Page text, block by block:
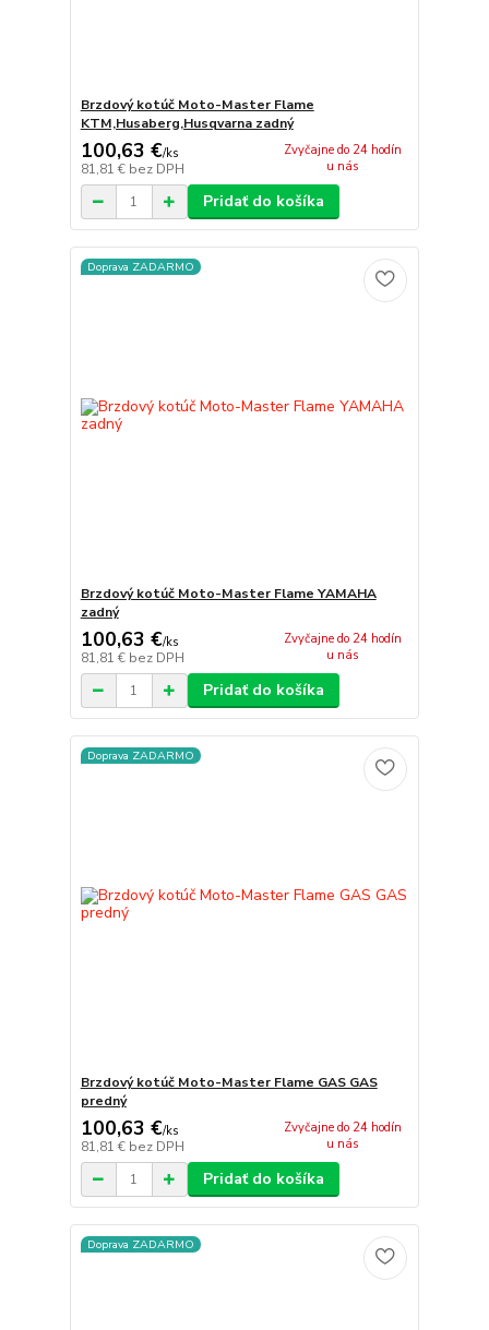
Brzdový kotúč Moto-Master Flame
KTM,Husaberg,Husqvarna zadný
100,63 €/ks
81,81 € bez DPH
Zvyčajne do 24 hodín
u nás
Pridať do košíka
Doprava ZADARMO
Brzdový kotúč Moto-Master Flame YAMAHA
zadný
100,63 €/ks
81,81 € bez DPH
Zvyčajne do 24 hodín
u nás
Pridať do košíka
Doprava ZADARMO
Brzdový kotúč Moto-Master Flame GAS GAS
predný
100,63 €/ks
81,81 € bez DPH
Zvyčajne do 24 hodín
u nás
Pridať do košíka
Doprava ZADARMO